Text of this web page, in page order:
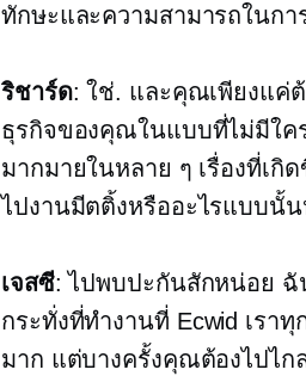
ทักษะและความสามารถในก
ริชาร์ด: ใช่. และคุณเพียงแค่
ธุรกิจของคุณในแบบที่ไม่มีใค
มากมายในหลาย ๆ เรื่องที่เ
ไปงานมีตติ้งหรืออะไรแบบนั้น
เจสซี: ไปพบปะกันสักหน่อย
กระทั่งที่ทำงานที่ Ecwid เรา
มาก แต่บางครั้งคุณต้องไปไ